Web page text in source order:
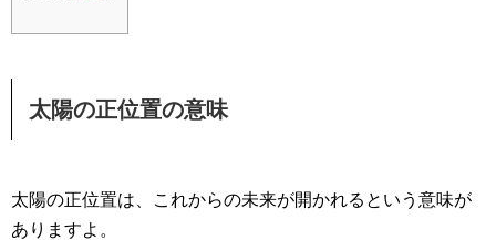
太陽の正位置の意味
太陽の正位置は、これからの未来が開かれるという意味が
ありますよ。